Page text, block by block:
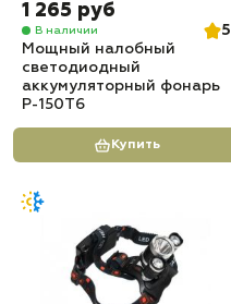
1 265 руб
В наличии
5
Мощный налобный
светодиодный
аккумуляторный фонарь
P-150T6
Купить